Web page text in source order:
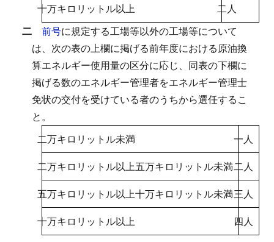
十万キロリットル以上
二人
二 前号に規定する工場等以外の工場等について
は、次の表の上欄に掲げる前年度における原油換
算エネルギー使用量の区分に応じ、同表の下欄に
掲げる数のエネルギー管理者をエネルギー管理士
免状の交付を受けている者のうちから選任するこ
と。
二万キロリットル未満
一人
二万キロリットル以上五万キロリットル未満二人
五万キロリットル以上十万キロリットル未満三人
十万キロリットル以上
四人